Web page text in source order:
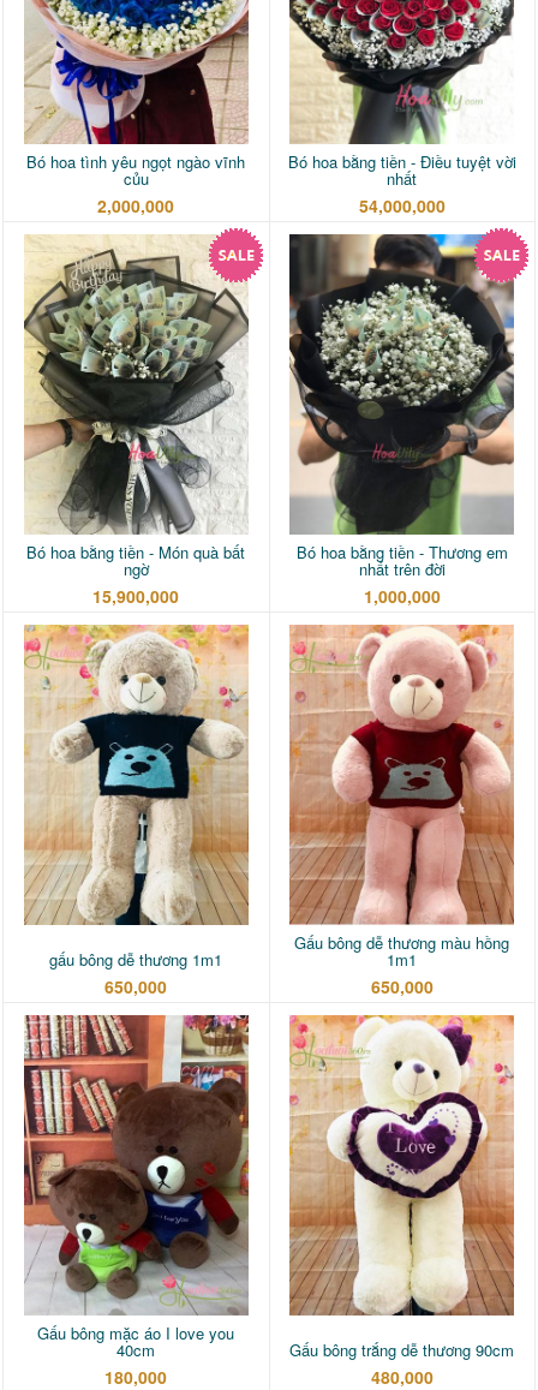
Bó hoa tình yêu ngọt ngào vĩnh
củu
2,000,000
Bó hoa bằng tiền - Điều tuyệt vời
nhất
54,000,000
Bó hoa bằng tiền - Món quà bất
ngờ
15,900,000
Bó hoa bằng tiền - Thương em
nhất trên đời
1,000,000
gấu bông dễ thương 1m1
650,000
Gấu bông dễ thương màu hồng
1m1
650,000
Gấu bông mặc áo I love you
40cm
180,000
Gấu bông trắng dễ thương 90cm
480,000